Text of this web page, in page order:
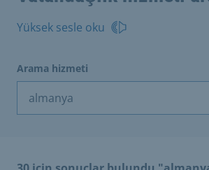
Yüksek sesle oku
Arama hizmeti